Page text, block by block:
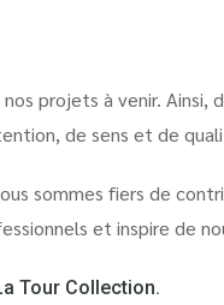
projets à venir. Ainsi,
de sens et de
sommes fiers de
et inspire de
Tour Collection.